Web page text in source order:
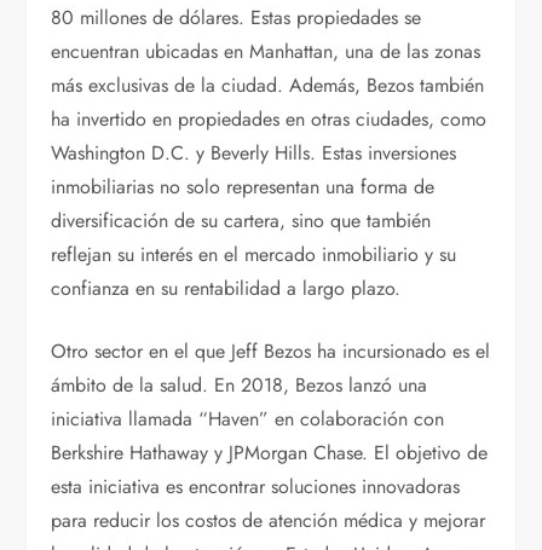
80 millones de dólares. Estas propiedades se
encuentran ubicadas en Manhattan, una de las zonas
más exclusivas de la ciudad. Además, Bezos también
ha invertido en propiedades en otras ciudades, como
Washington D.C. y Beverly Hills. Estas inversiones
inmobiliarias no solo representan una forma de
diversificación de su cartera, sino que también
reflejan su interés en el mercado inmobiliario y su
confianza en su rentabilidad a largo plazo.
Otro sector en el que Jeff Bezos ha incursionado es el
ámbito de la salud. En 2018, Bezos lanzó una
iniciativa llamada “Haven” en colaboración con
Berkshire Hathaway y JPMorgan Chase. El objetivo de
esta iniciativa es encontrar soluciones innovadoras
para reducir los costos de atención médica y mejorar